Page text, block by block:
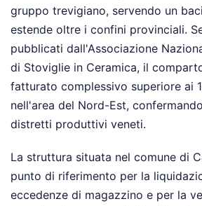
gruppo trevigiano, servendo un
estende oltre i confini provinciali.
pubblicati dall'Associazione
di Stoviglie in Ceramica, il
fatturato complessivo superiore ai
nell'area del Nord-Est,
distretti produttivi veneti.
La struttura situata nel comune di
punto di riferimento per la
eccedenze di magazzino e per la